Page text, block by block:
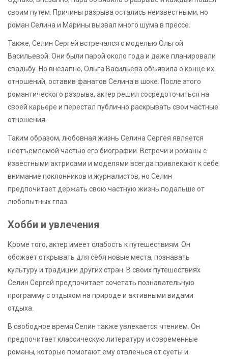
своим путем. Причины разрыва остались неизвестными, но
роман Селина и Марины вызвал много шума в прессе.
Также, Селин Сергей встречался с моделью Ольгой
Васильевой. Они были парой около года и даже планировали
свадьбу. Но внезапно, Ольга Васильева объявила о конце их
отношений, оставив фанатов Селина в шоке. После этого
романтического разрыва, актер решил сосредоточиться на
своей карьере и перестал публично раскрывать свои частные
отношения.
Таким образом, любовная жизнь Селина Сергея является
неотъемлемой частью его биографии. Встречи и романы с
известными актрисами и моделями всегда привлекают к себе
внимание поклонников и журналистов, но Селин
предпочитает держать свою частную жизнь подальше от
любопытных глаз.
Хобби и увлечения
Кроме того, актер имеет слабость к путешествиям. Он
обожает открывать для себя новые места, познавать
культуру и традиции других стран. В своих путешествиях
Селин Сергей предпочитает сочетать познавательную
программу с отдыхом на природе и активными видами
отдыха.
В свободное время Селин также увлекается чтением. Он
предпочитает классическую литературу и современные
романы, которые помогают ему отвлечься от суеты и